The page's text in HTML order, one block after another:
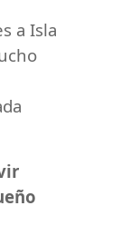
a Isla